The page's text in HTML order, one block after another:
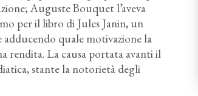
Auguste Bouquet l’aveva
per il libro di Jules Janin, un
quale motivazione la
rendita. La causa portata avanti il
stante la notorietà degli